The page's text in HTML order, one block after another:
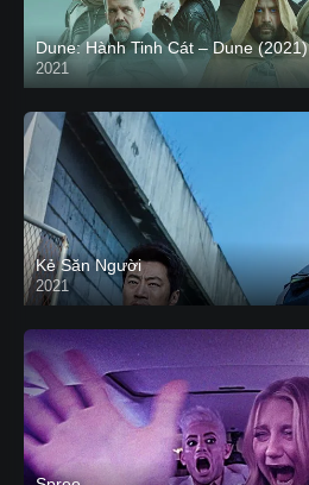
Dune: Hành Tinh Cát – Dune (2021)
2021
HD VIETSUB
Kẻ Săn Người
2021